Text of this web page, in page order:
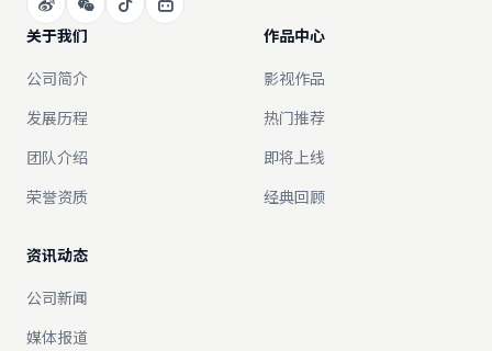
关于我们
公司简介
发展历程
团队介绍
荣誉资质
作品中心
影视作品
热门推荐
即将上线
经典回顾
资讯动态
公司新闻
媒体报道